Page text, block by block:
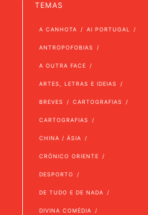
TEMAS
A CANHOTA AI PORTUGAL
ANTROPOFOBIAS
A OUTRA FACE
ARTES, LETRAS E IDEIAS
BREVES CARTOGRAFIAS
CARTOGRAFIAS
CHINA / ÁSIA
CRÓNICO ORIENTE
DESPORTO
DE TUDO E DE NADA
DIVINA COMÉDIA